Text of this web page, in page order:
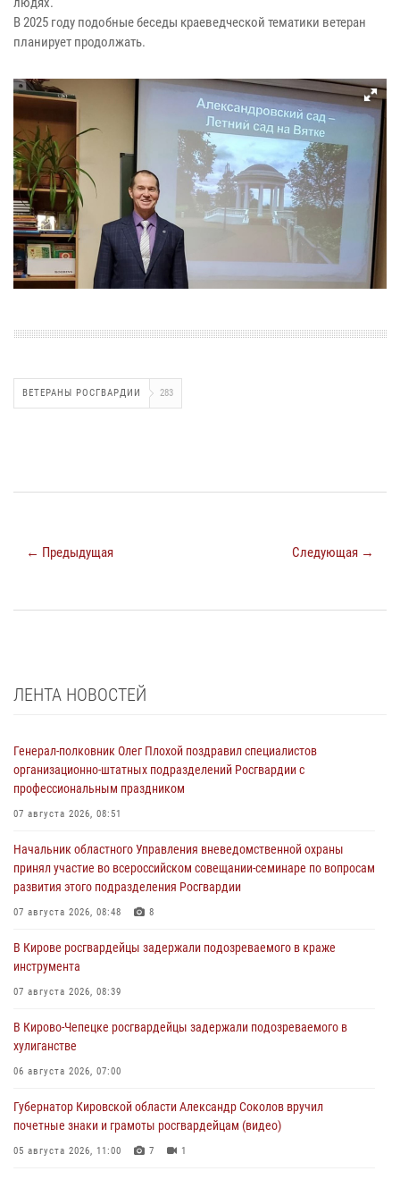
В 2025 году подобные беседы краеведческой тематики ветеран
планирует продолжать.
ВЕТЕРАНЫ РОСГВАРДИИ 283
← Предыдущая Следующая →
ЛЕНТА НОВОСТЕЙ
Генерал-полковник Олег Плохой поздравил специалистов
организационно-штатных подразделений Росгвардии с
профессиональным праздником
07 августа 2026, 08:51
Начальник областного Управления вневедомственной охраны
принял участие во всероссийском совещании-семинаре по вопросам
развития этого подразделения Росгвардии
07 августа 2026, 08:48 8
В Кирове росгвардейцы задержали подозреваемого в краже
инструмента
07 августа 2026, 08:39
В Кирово-Чепецке росгвардейцы задержали подозреваемого в
хулиганстве
06 августа 2026, 07:00
Губернатор Кировской области Александр Соколов вручил
почетные знаки и грамоты росгвардейцам (видео)
05 августа 2026, 11:00 7 1